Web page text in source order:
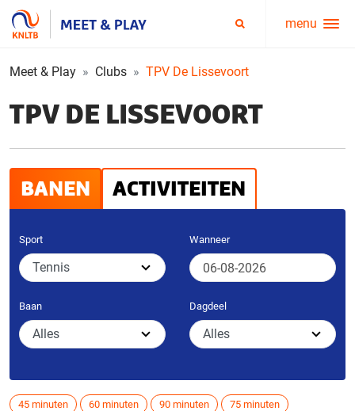
Service
menu
menu
Meet & Play Clubs TPV De Lissevoort
TPV DE LISSEVOORT
BANEN ACTIVITEITEN
Sport Wanneer
Baan Dagdeel
45 minuten 60 minuten 90 minuten
75 minuten